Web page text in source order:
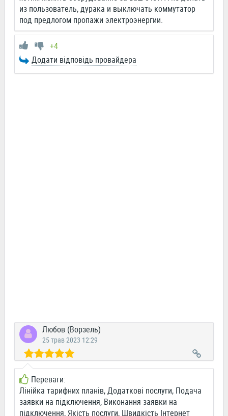
из пользователь, дурака и выключать коммутатор
под предлогом пропажи электроэнергии.
+4
Додати відповідь провайдера
Любов (Ворзель)
25 трав 2023 12:29
Переваги:
Лінійка тарифних планів, Додаткові послуги, Подача
заявки на підключення, Виконання заявки на
підключення, Якість послуги, Швидкість Інтернет